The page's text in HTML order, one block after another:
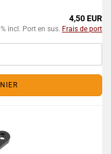
4,50 EUR
incl. Port en sus. Frais de port